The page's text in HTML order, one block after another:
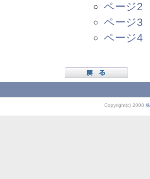
ページ2
ページ3
ページ4
Copyright(c) 2008